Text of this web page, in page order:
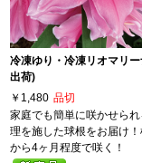
冷凍ゆり・冷凍リオマリ
出荷)
￥1,480 品切
家庭でも簡単に咲かせら
理を施した球根をお届け
から4ヶ月程度で咲く！